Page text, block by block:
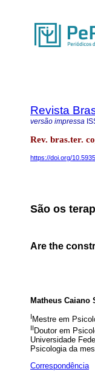
Revista
versão impressa
Rev. bras.ter.
https://doi.org/
São os
Are the
Matheus Caiano
I Mestre em
IIDoutor em
Universidade
Psicologia da
Correspondência